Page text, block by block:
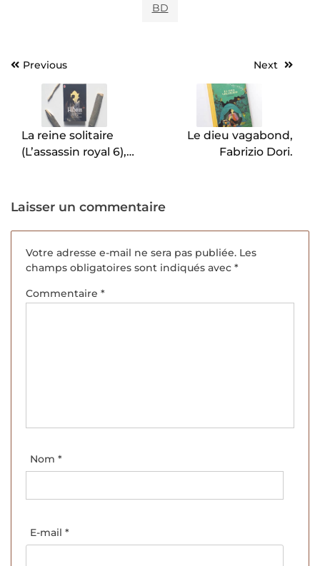
BD
Navigation
l’article
Previous
La reine solitaire
(L’assassin royal 6),
Next
Le dieu vagabond,
Fabrizio Dori.
Laisser un commentaire
Votre adresse e-mail ne sera pas publiée. Les
champs obligatoires sont indiqués avec *
Commentaire *
Nom *
E-mail *